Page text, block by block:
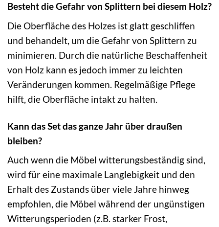
Besteht die Gefahr von Splittern bei diesem Holz?
Die Oberfläche des Holzes ist glatt geschliffen
und behandelt, um die Gefahr von Splittern zu
minimieren. Durch die natürliche Beschaffenheit
von Holz kann es jedoch immer zu leichten
Veränderungen kommen. Regelmäßige Pflege
hilft, die Oberfläche intakt zu halten.
Kann das Set das ganze Jahr über draußen
bleiben?
Auch wenn die Möbel witterungsbeständig sind,
wird für eine maximale Langlebigkeit und den
Erhalt des Zustands über viele Jahre hinweg
empfohlen, die Möbel während der ungünstigen
Witterungsperioden (z.B. starker Frost,